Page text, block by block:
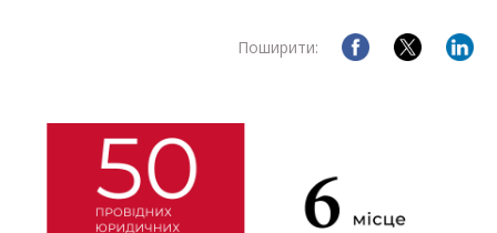
Поширити: